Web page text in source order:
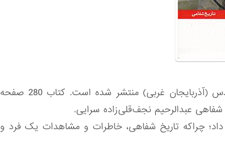
کتاب «ریه‌های سوخته» در سال ۱۴۰۰ توسط بنیاد حفظ آثار و نشر ارزش‌های دفاع مقدس (آذربایجان غربی) منتشر شده است. کتاب 280 صفحه
عبدالرحیم نجف‌قلی‌زاده سرایی.
چراکه تاریخ شفاهی، خاطرات و مشاهدات یک فرد و